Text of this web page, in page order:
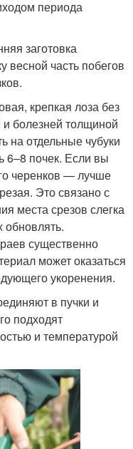
периода
заготовка
весной часть побегов
крепкая лоза без
болезней толщиной
на отдельные чубуки
6–8 почек. Если вы
черенков — лучше
Это связано с
места срезов слегка
обновлять.
существенно
может оказаться
укоренения.
в пучки и
подходят
и температурой